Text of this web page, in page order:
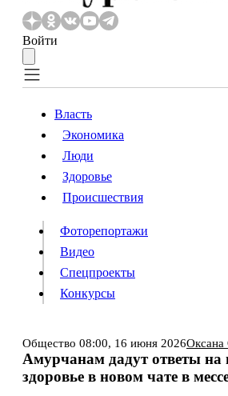
Войти
Власть
Происшествия
Видео
Конкурсы
Информация Все
Власть
Экономика
Люди
Здоровье
Происшествия
Фоторепортажи
Видео
Спецпроекты
Конкурсы
Общество 08:00, 16 июня 2026Оксана
Амурчанам дадут ответы на
здоровье в новом чате в